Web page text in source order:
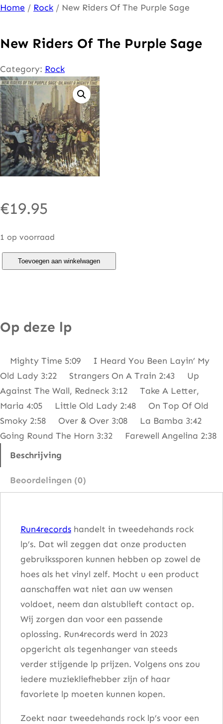
Ga
de
inhoud
Home / Rock / New Riders Of The Purple Sage
New Riders Of The Purple Sage
Category: Rock
€19.95
1 op voorraad
d
s
O
f
T
h
P
Toevoegen aan winkelwagen
Op deze lp
Mighty Time 5:09 I Heard You Been Layin’ My
Old Lady 3:22 Strangers On A Train 2:43 Up
Against The Wall, Redneck 3:12 Take A Letter,
Maria 4:05 Little Old Lady 2:48 On Top Of Old
Smoky 2:58 Over & Over 3:08 La Bamba 3:42
Going Round The Horn 3:32 Farewell Angelina 2:38
Beschrijving
Beoordelingen (0)
Run4records handelt in tweedehands rock
lp’s. Dat wil zeggen dat onze producten
gebruikssporen kunnen hebben op zowel de
hoes als het vinyl zelf. Mocht u een product
aanschaffen wat niet aan uw wensen
voldoet, neem dan alstublieft contact op.
Wij zorgen dan voor een passende
oplossing. Run4records werd in 2023
opgericht als tegenhanger van steeds
verder stijgende lp prijzen. Volgens ons zou
iedere muziekliefhebber zijn of haar
favoriete lp moeten kunnen kopen.
Zoekt naar tweedehands rock lp’s voor een